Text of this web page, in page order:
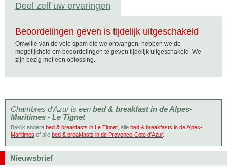
Deel zelf uw ervaringen
Beoordelingen geven is tijdelijk uitgeschakeld
Omwille van de vele spam die we ontvangen, hebben we de
mogelijkheid om beoordelingen te geven tijdelijk uitgeschakeld. We
zijn bezig met een oplossing.
Chambres d'Azur is een bed & breakfast in de Alpes-
Maritimes - Le Tignet
Bekijk andere bed & breakfasts in Le Tignet , alle bed & breakfasts in de Alpes-
Maritimes of alle bed & breakfasts in de Provence-Cote d'Azur.
Nieuwsbrief